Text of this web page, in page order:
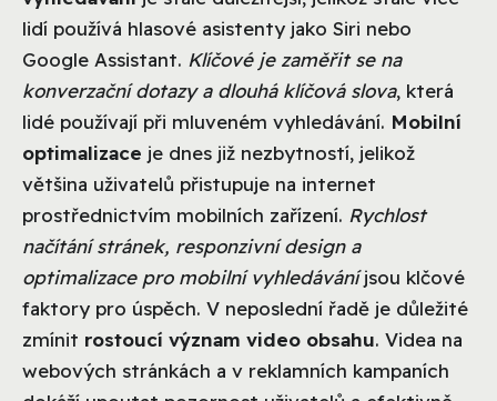
lidí používá hlasové asistenty jako Siri nebo
Google Assistant. Klíčové je zaměřit se na
konverzační dotazy a dlouhá klíčová slova, která
lidé používají při mluveném vyhledávání. Mobilní
optimalizace je dnes již nezbytností, jelikož
většina uživatelů přistupuje na internet
prostřednictvím mobilních zařízení. Rychlost
načítání stránek, responzivní design a
optimalizace pro mobilní vyhledáváníjsou klčové
faktory pro úspěch. V neposlední řadě je důležité
zmínit rostoucí význam video obsahu. Videa na
webových stránkách a v reklamních kampaních